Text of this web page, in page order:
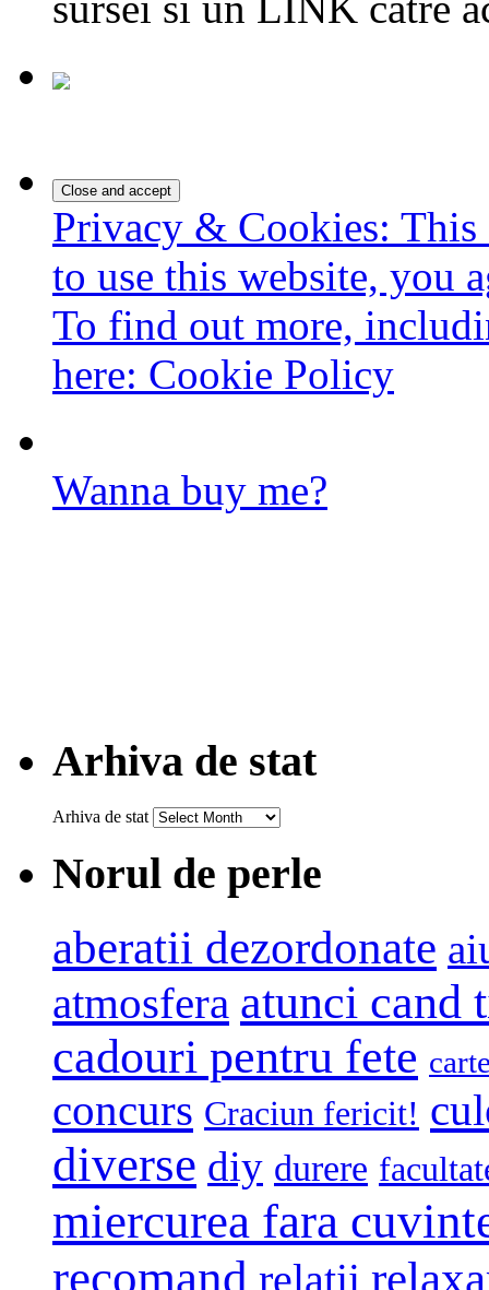
Privacy & Cookies:
to use this website, you
To find out more,
here: Cookie Policy
Wanna buy me?
Arhiva de stat
Arhiva de stat
Norul de perle
aberatii dezordonate
atmosfera atunci cand
cadouri pentru fete
concurs Craciun fericit!
diverse diy durere
miercurea fara
recomand relatii